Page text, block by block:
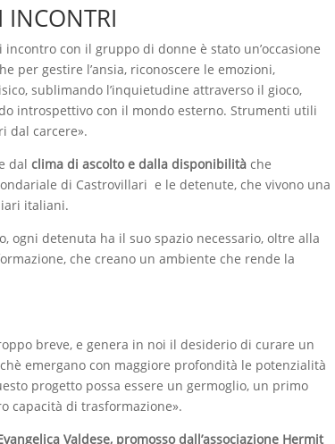
INCONTRI
incontro con il gruppo di donne è stato un’occasione
per gestire l’ansia, riconoscere le emozioni,
sublimando l’inquietudine attraverso il gioco,
introspettivo con il mondo esterno. Strumenti utili
dal carcere».
dalclima di ascolto e dalla disponibilitàche
di Castrovillari e le detenute, che vivono una
italiani.
ogni detenuta ha il suo spazio necessario, oltre alla
che creano un ambiente che rende la
breve, e genera in noi il desiderio di curare un
emergano con maggiore profondità le potenzialità
progetto possa essere un germoglio, un primo
capacità di trasformazione».
Valdese, promosso dall’associazione Hermit